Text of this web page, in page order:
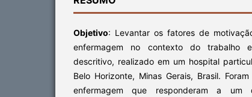
Objetivo: Levantar os fatores de
enfermagem no contexto do trabalho
descritivo, realizado em um hospital
Belo Horizonte, Minas Gerais, Brasil.
enfermagem que responderam a um